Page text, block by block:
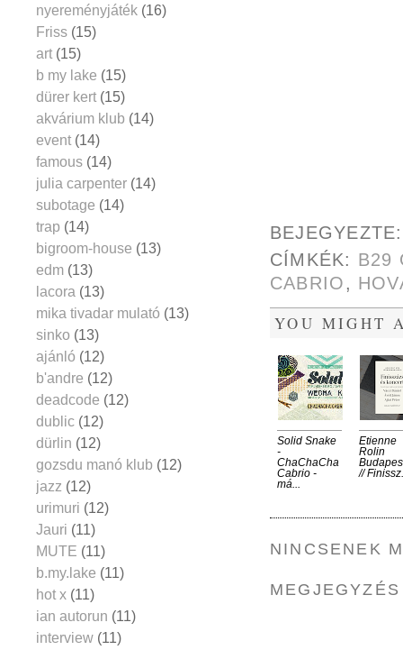
CÍMKÉK: B29
CABRIO ,
YOU MIGHT
Solid Snake
-
ChaChaCha
Cabrio -
má...
Etienne
Rolin
//
NINCSENEK
nyereményjáték (16)
Friss (15)
art (15)
b my lake (15)
dürer kert (15)
akvárium klub (14)
event (14)
famous (14)
julia carpenter (14)
subotage (14)
trap (14)
bigroom-house (13)
edm (13)
lacora (13)
mika tivadar mulató (13)
sinko (13)
ajánló (12)
b'andre (12)
deadcode (12)
dublic (12)
dürlin (12)
gozsdu manó klub (12)
jazz (12)
urimuri (12)
Jauri (11)
MUTE (11)
b.my.lake (11)
hot x (11)
ian autorun (11)
interview (11)